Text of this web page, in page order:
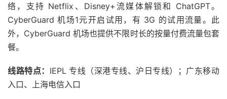
络，支持 Netflix、Disney+流媒体解锁和 ChatGPT。
CyberGuard 机场1元开启试用，有 3G 的试用流量。此
外，CyberGuard 机场也提供不限时长的按量付费流量包套
餐。
线路特点： IEPL 专线（深港专线、沪日专线）；广东移动
入口、上海电信入口